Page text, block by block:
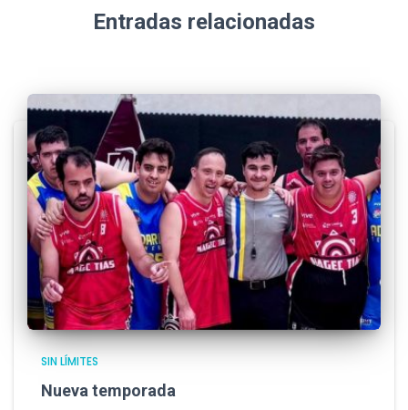
Entradas relacionadas
SIN LÍMITES
Nueva temporada